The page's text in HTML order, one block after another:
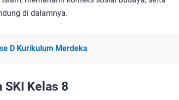
di dalamnya.
D Kurikulum Merdeka
Kelas 8